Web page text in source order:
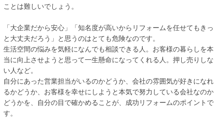
ことは難しいでしょう。
「大企業だから安心」「知名度が高いからリフォームを任せてもきっ
と大丈夫だろう」と思うのはとても危険なのです。
生活空間の悩みを気軽になんでも相談できる人。お客様の暮らしを本
当に向上させようと思って一生懸命になってくれる人。押し売りしな
い人など。
自分にあった営業担当がいるのかどうか、会社の雰囲気が好きになれ
るかどうか、お客様を幸せにしようと本気で努力している会社なのか
どうかを、自分の目で確かめることが、成功リフォームのポイントで
す。